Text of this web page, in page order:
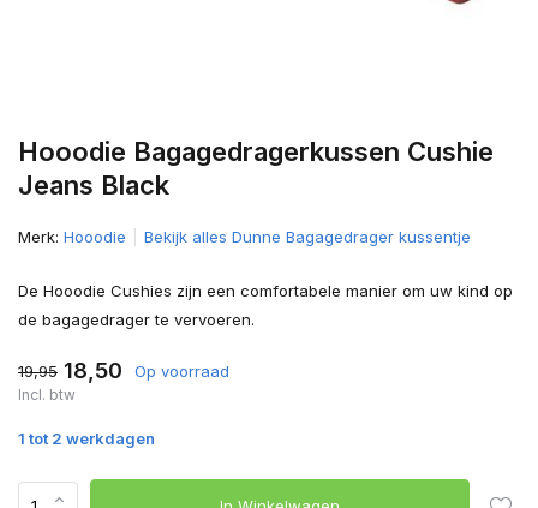
Hooodie Bagagedragerkussen Cushie
Jeans Black
Merk: Hooodie Bekijk alles Dunne Bagagedrager kussentje
De Hooodie Cushies zijn een comfortabele manier om uw kind op
de bagagedrager te vervoeren.
19,95 18,50 Op voorraad
Incl. btw
1 tot 2 werkdagen